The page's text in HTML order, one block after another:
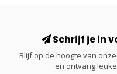
Schrijf je in
Blijf op de hoogte van
en ontvang